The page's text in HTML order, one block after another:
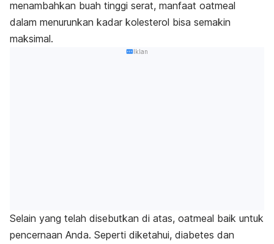
menambahkan buah tinggi serat, manfaat oatmeal
dalam menurunkan kadar kolesterol bisa semakin
maksimal.
Iklan
Selain yang telah disebutkan di atas, oatmeal baik untuk
pencernaan Anda. Seperti diketahui, diabetes dan